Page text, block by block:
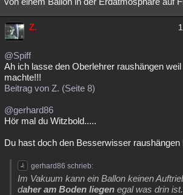
Z.
@Spiff
Ah ich lasse den Oberlehrer raushängen
machte!!!
Beitrag von Z. (Seite 8)
@gerhard86
Hör mal du Witzbold.....
Du hast doch den Besserwisser raushängen
gerhard86 schrieb:
Im Vakuum kann ein Ballon keinen
daher am Boden liegen egal was drin ist.